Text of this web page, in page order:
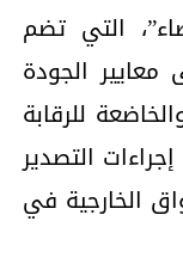
التي تضم
معايير الجودة
للرقابة
التصدير
الخارجية في